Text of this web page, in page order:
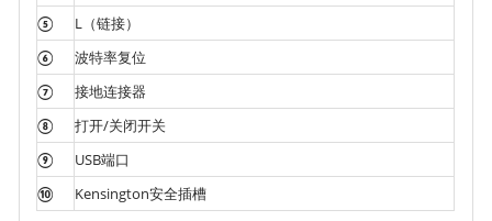
⑤
L（链接）
⑥
波特率复位
⑦
接地连接器
⑧
打开/关闭开关
⑨
USB端口
⑩
Kensington安全插槽